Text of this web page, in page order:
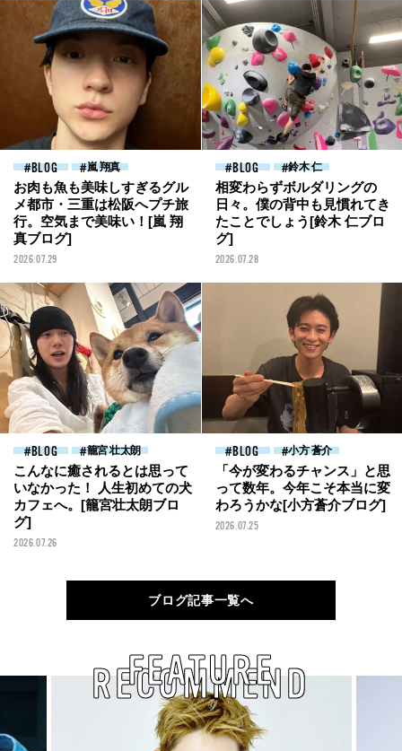
BLOG 嵐 翔真
お肉も魚も美味しすぎるグル
メ都市・三重は松阪へプチ旅
行。空気まで美味い！[嵐 翔
真ブログ]
2026.07.29
BLOG 鈴木 仁
相変わらずボルダリングの
日々。僕の背中も見慣れてき
たことでしょう[鈴木 仁ブロ
グ]
2026.07.28
BLOG 籠宮 壮太朗
こんなに癒されるとは思って
いなかった！ 人生初めての犬
カフェへ。[籠宮壮太朗ブロ
グ]
2026.07.26
BLOG 小方 蒼介
「今が変わるチャンス」と思
って数年。今年こそ本当に変
わろうかな[小方蒼介ブログ]
2026.07.25
ブログ記事一覧へ
RECOMMEND
FEATURE